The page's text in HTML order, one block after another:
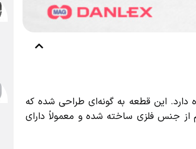
این قطعه به گونه‌ای طراحی شده که
جنس فلزی ساخته شده و معمولاً دارای